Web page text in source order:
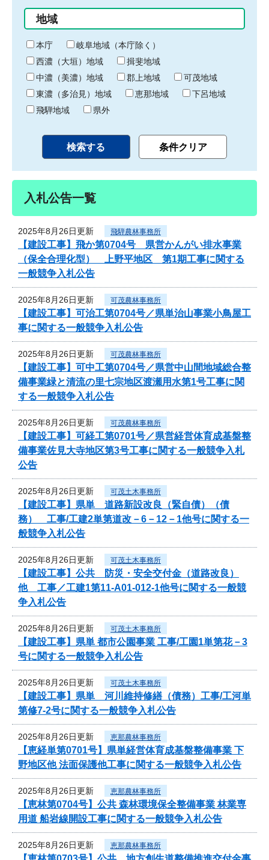
始
り
間
終
わ
り
地域
本庁
岐阜地域（本庁除く）
西濃（大垣）地域
揖斐地域
中濃（美濃）地域
郡上地域
可茂地域
東濃（多治見）地域
恵那地域
下呂地域
飛騨地域
県外
入札公告一覧
2025年8月26日更新 飛騨農林事務所
【建設工事】飛か第0704号 県営かんがい排水事業
（保全合理化型） 上野平地区 第1期工事に関する
一般競争入札公告
2025年8月26日更新 可茂農林事務所
【建設工事】可治工第0704号／県単治山事業小鳥屋工
事に関する一般競争入札公告
2025年8月26日更新 可茂農林事務所
【建設工事】可中工第0704号／県営中山間地域総合整
備事業緑と清流の里七宗地区渡瀬用水第1号工事に関
する一般競争入札公告
2025年8月26日更新 可茂農林事務所
【建設工事】可経工第0701号／県営経営体育成基盤整
備事業佐見大寺地区第3号工事に関する一般競争入札
公告
2025年8月26日更新 可茂土木事務所
【建設工事】県単 道路新設改良（緊自債）（債
務） 工事/工建2単第道改－6－12－1他号に関する一
般競争入札公告
2025年8月26日更新 可茂土木事務所
【建設工事】公共 防災・安全交付金（道路改良）
他 工事／工建1第11-A01-012-1他号に関する一般競
争入札公告
2025年8月26日更新 可茂土木事務所
【建設工事】県単 都市公園事業 工事/工園1単第花－3
号に関する一般競争入札公告
2025年8月26日更新 可茂土木事務所
【建設工事】県単 河川維持修繕（債務）工事/工河単
第修7-2号に関する一般競争入札公告
2025年8月26日更新 恵那農林事務所
【恵経単第0701号】県単経営体育成基盤整備事業 下
野地区他 法面保護他工事に関する一般競争入札公告
2025年8月26日更新 恵那農林事務所
【恵林第0704号】公共 森林環境保全整備事業 林業専
用道 船岩線開設工事に関する一般競争入札公告
2025年8月26日更新 恵那農林事務所